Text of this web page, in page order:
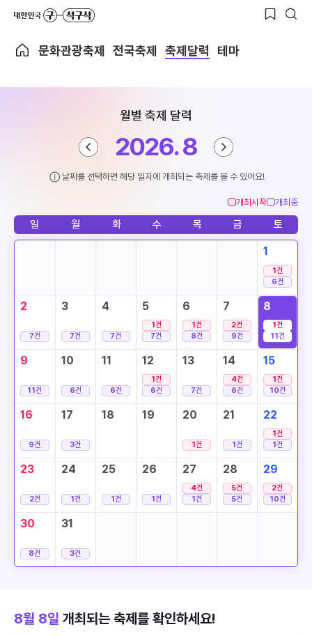
문화관광축제 전국축제 축제달력 테마
월별 축제 달력
2026. 8
날짜를 선택하면 해당 일자에 개최되는 축제를 볼 수 있어요!
개최시작 개최중
일 월 화 수 목 금 토
1
1건
6건
2
7건
3
7건
4
7건
5
1건
7건
6
1건
8건
7
2건
9건
8
1건
11건
9
11건
10
6건
11
6건
12
1건
6건
13
7건
14
4건
6건
15
1건
10건
16
9건
17
3건
18 19 20
1건
21
1건
22
1건
1건
23
2건
24
1건
25
1건
26
1건
27
4건
1건
28
5건
5건
29
2건
10건
30
8건
31
3건
8월 8일 개최되는 축제를 확인하세요!